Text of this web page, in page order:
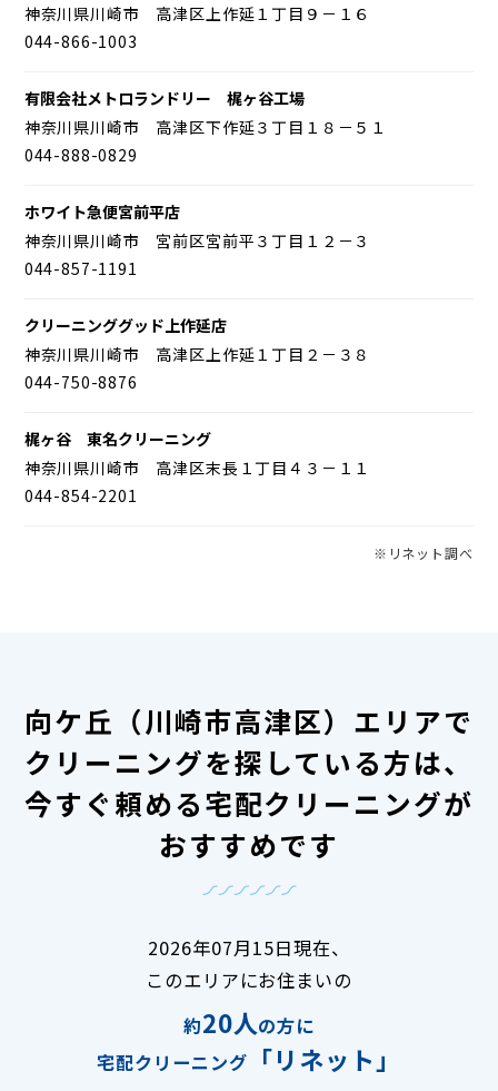
神奈川県川崎市 高津区上作延１丁目９－１６
044-866-1003
有限会社メトロランドリー 梶ヶ谷工場
神奈川県川崎市 高津区下作延３丁目１８－５１
044-888-0829
ホワイト急便宮前平店
神奈川県川崎市 宮前区宮前平３丁目１２－３
044-857-1191
クリーニンググッド上作延店
神奈川県川崎市 高津区上作延１丁目２－３８
044-750-8876
梶ヶ谷 東名クリーニング
神奈川県川崎市 高津区末長１丁目４３－１１
044-854-2201
※リネット調べ
向ケ丘（川崎市高津区）エリアで
クリーニングを探している方は、
今すぐ頼める宅配クリーニングが
おすすめです
2026年07月15日現在、
このエリアにお住まいの
約20人の方に
宅配クリーニング
「リネット」